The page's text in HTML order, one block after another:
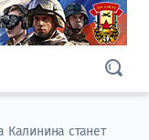
Калинина станет